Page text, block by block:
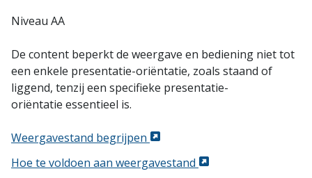
Niveau AA
De content beperkt de weergave en bediening niet tot
een enkele presentatie-oriëntatie, zoals staand of
liggend, tenzij een specifieke presentatie-
oriëntatie essentieel is.
Weergavestand begrijpen
Hoe te voldoen aan weergavestand